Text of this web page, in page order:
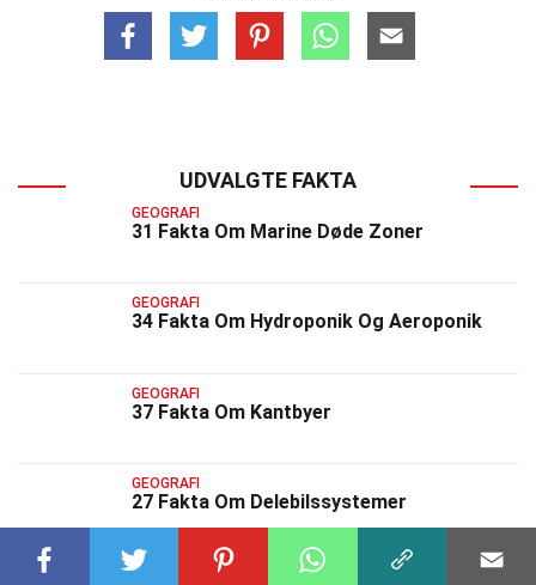
UDVALGTE FAKTA
GEOGRAFI
31 Fakta Om Marine Døde Zoner
GEOGRAFI
34 Fakta Om Hydroponik Og Aeroponik
GEOGRAFI
37 Fakta Om Kantbyer
GEOGRAFI
27 Fakta Om Delebilssystemer
GEOGRAFI